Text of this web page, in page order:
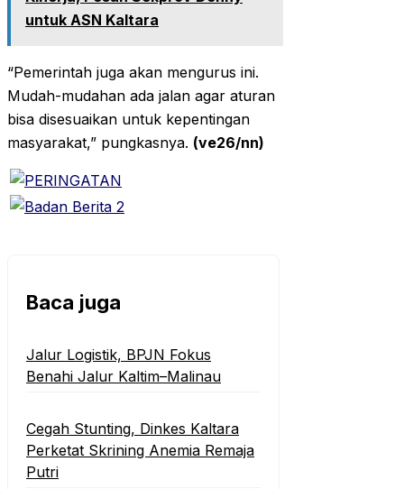
untuk ASN Kaltara
“Pemerintah juga akan mengurus ini.
Mudah-mudahan ada jalan agar aturan
bisa disesuaikan untuk kepentingan
masyarakat,” pungkasnya. (ve26/nn)
Baca juga
‎Jalur Logistik, BPJN Fokus
Benahi Jalur Kaltim–Malinau
Cegah Stunting, Dinkes Kaltara
Perketat Skrining Anemia Remaja
Putri